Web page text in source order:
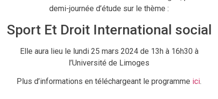
demi-journée d’étude sur le thème :
Sport Et Droit International social
Elle aura lieu le lundi 25 mars 2024 de 13h à 16h30 à
l’Université de Limoges
Plus d’informations en téléchargeant le programme ici.